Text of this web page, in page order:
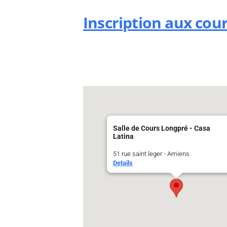
Inscription aux
Salle de Cours Longpré - Casa
Latina
51 rue saint leger - Amiens
Details